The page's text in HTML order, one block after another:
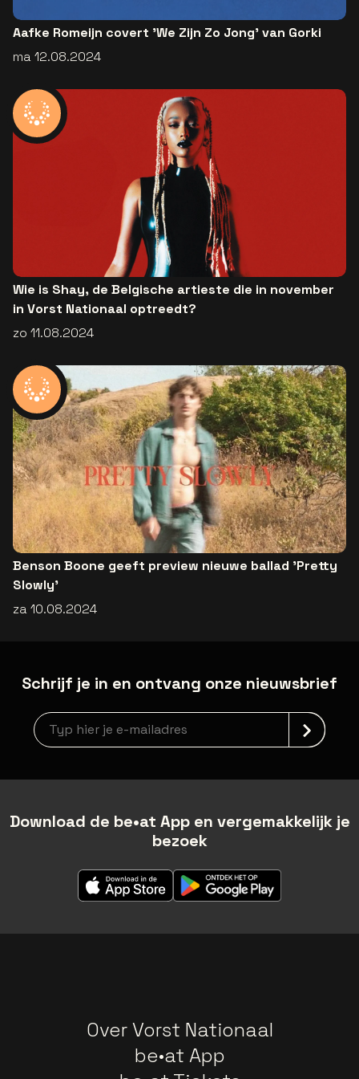
Aafke Romeijn covert 'We Zijn Zo Jong' van Gorki
ma 12.08.2024
Wie is Shay, de Belgische artieste die in november
in Vorst Nationaal optreedt?
zo 11.08.2024
Benson Boone geeft preview nieuwe ballad 'Pretty
Slowly'
za 10.08.2024
Schrijf je in en ontvang onze nieuwsbrief
Nieuwsbrief aanmelding
Download de be•at App en vergemakkelijk je
bezoek
Over Vorst Nationaal
be•at App